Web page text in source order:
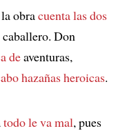
obracuenta las dos
Don
deaventuras,
hazañas heroicas.
todo le va mal, pues